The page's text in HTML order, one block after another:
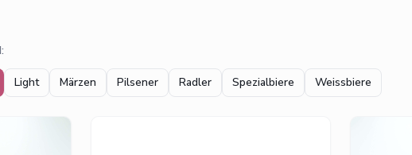
Light Märzen Pilsener Radler Spezialbiere Weissbiere